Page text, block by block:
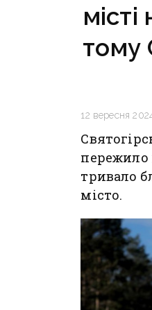
тому
12 вересня
пережило
тривало
місто.